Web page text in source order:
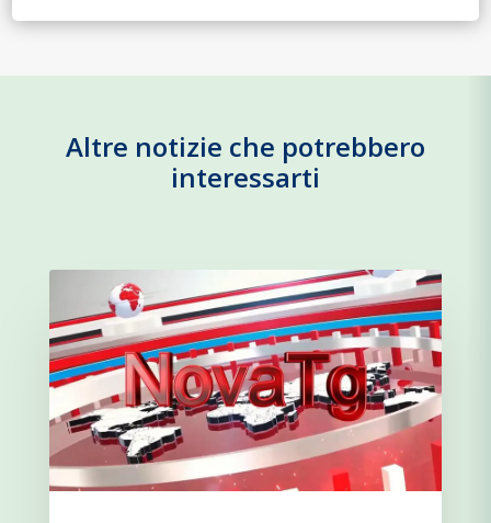
Altre notizie che potrebbero
interessarti